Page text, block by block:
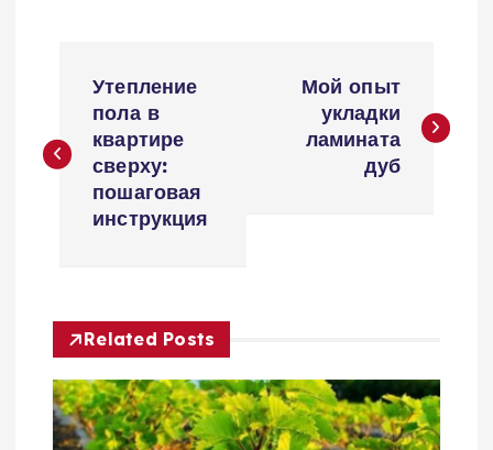
в
а
ц
Утепление
пола в
квартире
сверху:
пошаговая
инструкция
Мой опыт
укладки
ламината
дуб
Related Posts